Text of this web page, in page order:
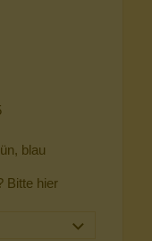
blau
Bitte hier